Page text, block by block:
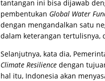
tantangan ini bisa dijawab
pembentukan Global Water
dengan mengandalkan satu
dalam keterangan tertulisnya,
Selanjutnya, kata dia,
Climate Resilience dengan
hal itu, Indonesia akan